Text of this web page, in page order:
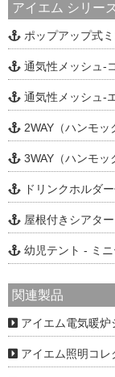
アイエム シリー
ポップアップ式
通気性メッシュ-
通気性メッシュ-
2WAY（ハンモッ
3WAY（ハンモッ
ドリンクホルダ
屋根付きシアター
幼児テント - ミ
関連製品
アイエム電気暖炉
アイエム照明コレ